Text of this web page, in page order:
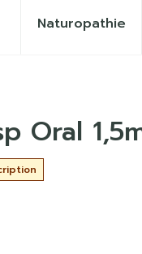
alimentation
la catégorie
le sous-menu
Naturopathie
Afficher
Oral